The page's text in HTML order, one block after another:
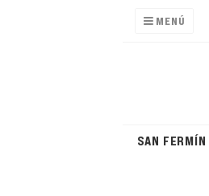
MENÚ
SAN FERMÍN